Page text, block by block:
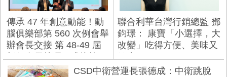
傳承 47 年創意動能！動
腦俱樂部第 560 次例會舉
辦會長交接 第 48-49 屆
新任會長林暉正式接棒
聯合利華台灣行銷總監 鄧
鈞璟： 康寶「小選擇，大
改變」吃得方便、美味又
健康
CSD中衛營運長張德成：中衛跳脫